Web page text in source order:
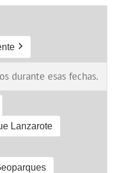
durante esas fechas.
Lanzarote